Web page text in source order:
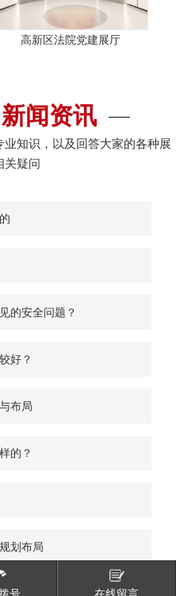
高新区法院党建展厅
新闻资讯
知识，以及回答大家的各种展
关疑问
的安全问题？
好？
布局
的？
划布局